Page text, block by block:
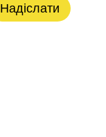
Надіслати